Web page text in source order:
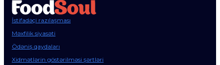
İstifadəçi razılaşması
Məxfilik siyasəti
Ödəniş qaydaları
Xidmətlərin göstərilməsi şərtləri